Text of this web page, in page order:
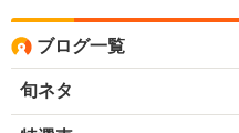
ブログ一覧
旬ネタ